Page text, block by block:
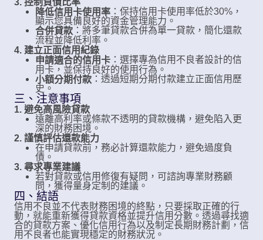
降低信用卡使用率 ：保持信用卡使用率低於30%，
顯示您具備良好的資金管理能力。
合併貸款 ：將多筆貸款合併為單一貸款，簡化還款
流程並降低利率。
4. 建立正面信用紀錄
申請適合的信用卡 ：選擇專為信用不良者設計的信
用卡，並保持良好的使用行為。
小額分期付款 ：透過短期分期付款建立正面信用歷
史。
三、注意事項
1. 避免高風險貸款
遠離高利率或條款不透明的貸款機構，避免陷入更
深的財務困境。
2. 謹慎評估還款能力
在申請貸款前，務必計算還款能力，避免過度負
債。
3. 尋求專業建議
若對貸款或信用修復有疑問，可諮詢專業財務顧
問，獲得量身定制的建議。
四、結語
信用不良並不代表財務困境的終點，只要採取正確的行
動，就能重新獲得貸款資格並提升信用分數。透過尋找適
合的貸款方案、優化信用行為以及制定長期財務計劃，信
用不良者也能實現穩定的財務狀況。